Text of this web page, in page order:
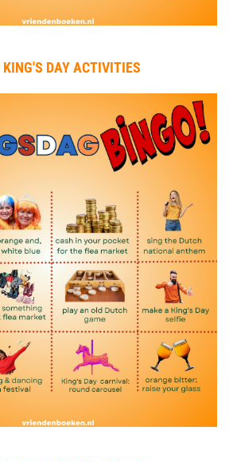
KING'S DAY ACTIVITIES